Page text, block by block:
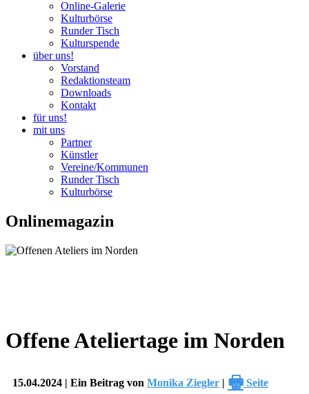
Online-Galerie
Kulturbörse
Runder Tisch
Kulturspende
über uns!
Vorstand
Redaktionsteam
Downloads
Kontakt
für uns!
mit uns
Partner
Künstler
Vereine/Kommunen
Runder Tisch
Kulturbörse
Onlinemagazin
Offene Ateliertage im Norden
15.04.2024 | Ein Beitrag von Monika Ziegler | 🖶 Seite